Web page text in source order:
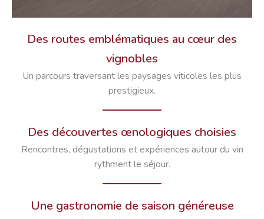
Des routes emblématiques au cœur des
vignobles
Un parcours traversant les paysages viticoles les plus
prestigieux.
Des découvertes œnologiques choisies
Rencontres, dégustations et expériences autour du vin
rythment le séjour.
Une gastronomie de saison généreuse